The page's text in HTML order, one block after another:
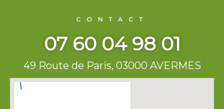
CONTACT
07 60 04 98 01
49 Route de Paris, 03000 AVERMES